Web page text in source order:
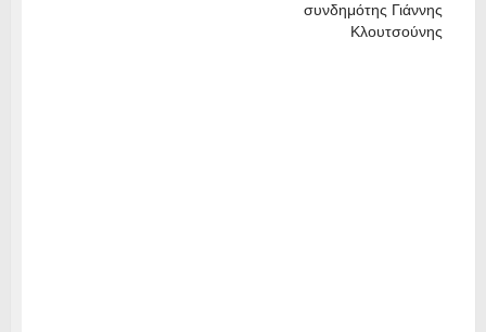
συνδημότης Γιάννης
Κλουτσούνης